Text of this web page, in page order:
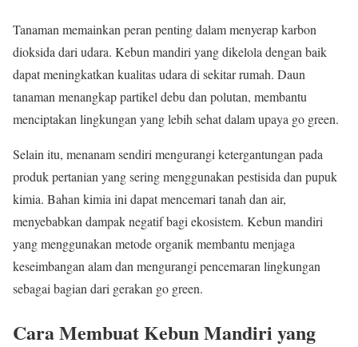
Tanaman memainkan peran penting dalam menyerap karbon
dioksida dari udara. Kebun mandiri yang dikelola dengan baik
dapat meningkatkan kualitas udara di sekitar rumah. Daun
tanaman menangkap partikel debu dan polutan, membantu
menciptakan lingkungan yang lebih sehat dalam upaya go green.
Selain itu, menanam sendiri mengurangi ketergantungan pada
produk pertanian yang sering menggunakan pestisida dan pupuk
kimia. Bahan kimia ini dapat mencemari tanah dan air,
menyebabkan dampak negatif bagi ekosistem. Kebun mandiri
yang menggunakan metode organik membantu menjaga
keseimbangan alam dan mengurangi pencemaran lingkungan
sebagai bagian dari gerakan go green.
Cara Membuat Kebun Mandiri yang